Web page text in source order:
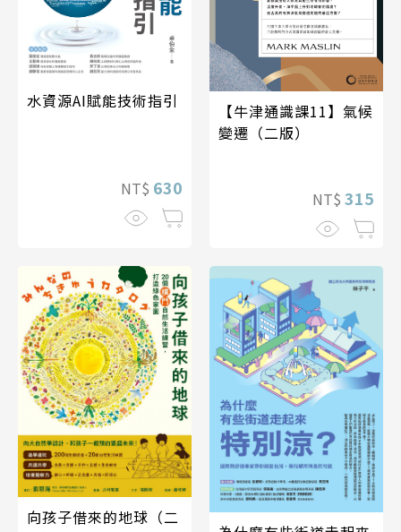
水資源AI賦能技術指引
NT$ 630
【牛津通識課11】氣候
變遷（二版）
NT$ 315
向孩子借來的地球（二